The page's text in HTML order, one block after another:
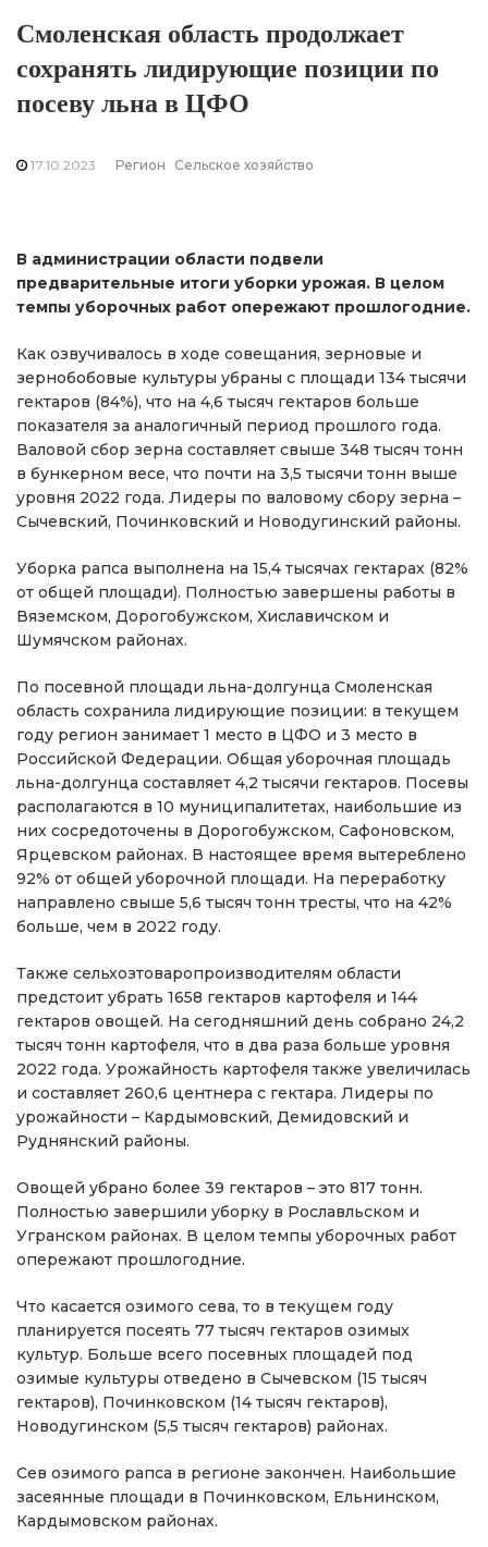
Смоленская область продолжает
сохранять лидирующие позиции по
посеву льна в ЦФО
17.10.2023 Регион Сельское хозяйство
В администрации области подвели
предварительные итоги уборки урожая. В целом
темпы уборочных работ опережают прошлогодние.
Как озвучивалось в ходе совещания, зерновые и
зернобобовые культуры убраны с площади 134 тысячи
гектаров (84%), что на 4,6 тысяч гектаров больше
показателя за аналогичный период прошлого года.
Валовой сбор зерна составляет свыше 348 тысяч тонн
в бункерном весе, что почти на 3,5 тысячи тонн выше
уровня 2022 года. Лидеры по валовому сбору зерна –
Сычевский, Починковский и Новодугинский районы.
Уборка рапса выполнена на 15,4 тысячах гектарах (82%
от общей площади). Полностью завершены работы в
Вяземском, Дорогобужском, Хиславичском и
Шумячском районах.
По посевной площади льна-долгунца Смоленская
область сохранила лидирующие позиции: в текущем
году регион занимает 1 место в ЦФО и 3 место в
Российской Федерации. Общая уборочная площадь
льна-долгунца составляет 4,2 тысячи гектаров. Посевы
располагаются в 10 муниципалитетах, наибольшие из
них сосредоточены в Дорогобужском, Сафоновском,
Ярцевском районах. В настоящее время вытереблено
92% от общей уборочной площади. На переработку
направлено свыше 5,6 тысяч тонн тресты, что на 42%
больше, чем в 2022 году.
Также сельхозтоваропроизводителям области
предстоит убрать 1658 гектаров картофеля и 144
гектаров овощей. На сегодняшний день собрано 24,2
тысяч тонн картофеля, что в два раза больше уровня
2022 года. Урожайность картофеля также увеличилась
и составляет 260,6 центнера с гектара. Лидеры по
урожайности – Кардымовский, Демидовский и
Руднянский районы.
Овощей убрано более 39 гектаров – это 817 тонн.
Полностью завершили уборку в Рославльском и
Угранском районах. В целом темпы уборочных работ
опережают прошлогодние.
Что касается озимого сева, то в текущем году
планируется посеять 77 тысяч гектаров озимых
культур. Больше всего посевных площадей под
озимые культуры отведено в Сычевском (15 тысяч
гектаров), Починковском (14 тысяч гектаров),
Новодугинском (5,5 тысяч гектаров) районах.
Сев озимого рапса в регионе закончен. Наибольшие
засеянные площади в Починковском, Ельнинском,
Кардымовском районах.